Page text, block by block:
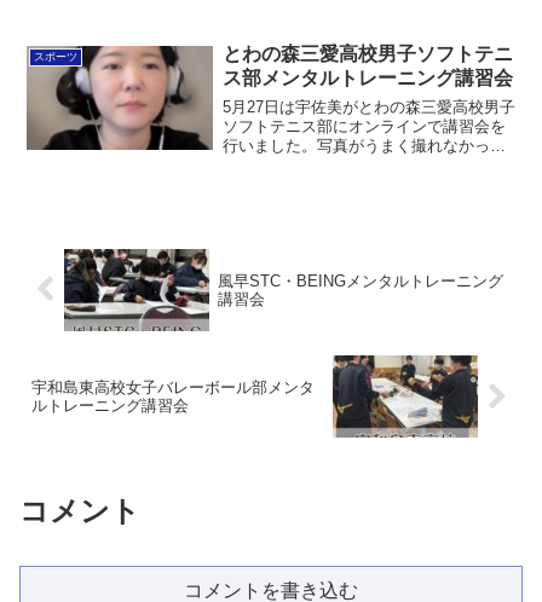
理解と他者理解・心理的コンディショニ
ング・注意集中スキルなど...
スポーツ
とわの森三愛高校男子ソフトテニ
ス部メンタルトレーニング講習会
5月27日は宇佐美がとわの森三愛高校男子
ソフトテニス部にオンラインで講習会を
行いました。写真がうまく撮れなかった
風早STC・BEINGメンタルトレーニング
講習会
宇和島東高校女子バレーボール部メンタ
ルトレーニング講習会
コメント
コメントを書き込む